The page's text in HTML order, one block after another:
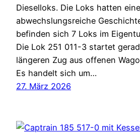
Dieselloks. Die Loks hatten
abwechslungsreiche
befinden sich 7 Loks im
Die Lok 251 011-3 startet
längeren Zug aus offenen
Es handelt sich um…
27. März 2026